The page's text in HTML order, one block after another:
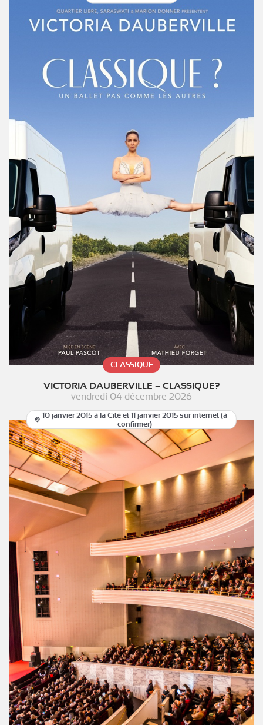
CLASSIQUE
VICTORIA DAUBERVILLE – CLASSIQUE?
vendredi 04 décembre 2026
10 janvier 2015 à la Cité et 11 janvier 2015 sur internet (à
confirmer)